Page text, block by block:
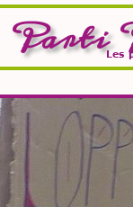
Parti Les